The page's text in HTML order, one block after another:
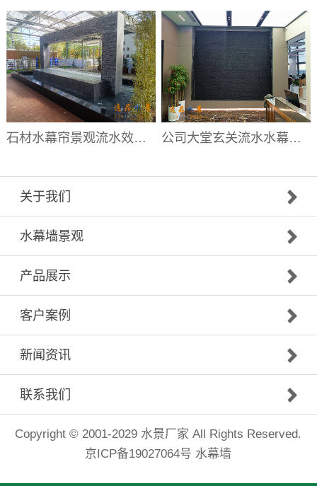
石材水幕帘景观流水效果|水幕帘厂家 公司大堂玄关流水水幕墙|大堂流水背景墙厂家
关于我们
水幕墙景观
产品展示
客户案例
新闻资讯
联系我们
Copyright © 2001-2029 水景厂家 All Rights Reserved.
京ICP备19027064号 水幕墙